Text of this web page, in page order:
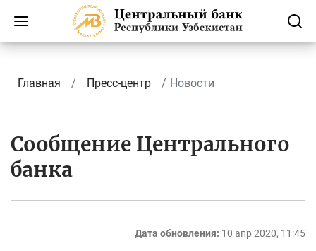
Главная Пресс-центр Новости
Сообщение Центрального
банка
Дата обновления: 10 апр 2020, 11:45